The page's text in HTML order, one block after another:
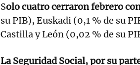
Solo cuatro cerraron febrero
su PIB), Euskadi (0,1 % de su
Castilla y León (0,02 % de su
La Seguridad Social, por su